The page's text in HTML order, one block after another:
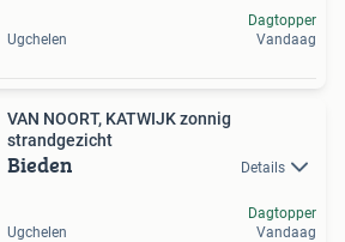
Ugchelen
Dagtopper
Vandaag
VAN NOORT, KATWIJK zonnig
strandgezicht
Bieden Details
Ugchelen
Dagtopper
Vandaag